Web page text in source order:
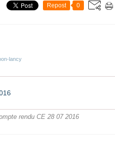
Repost 0
lancy
rendu CE 28 07 2016